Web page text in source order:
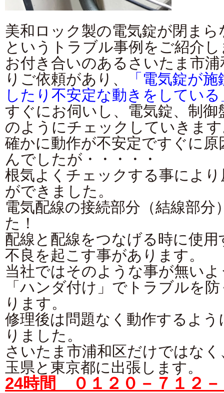
美和ロック製の電気錠が閉ま
というトラブル事例をご紹介
お付き合いのあるさいたま市
りご依頼があり、
「電気錠が
したり不安定な動きをしている
すぐにお伺いし、電気錠、制
のようにチェックしていきま
確かに動作が不安定ですぐに
んでしたが・・・・・
根気よくチェックする事によ
ができました。
電気配線の接続部分（結線部分
た！
配線と配線をつなげる時に使
不良を起こす事があります。
当社ではそのような事が無い
「ハンダ付け」でトラブルを
ります。
修理後は問題なく動作するよ
りました。
さいたま市浦和区だけではな
玉県と東京都に出張します。
24時間 ０１２０－７１２－